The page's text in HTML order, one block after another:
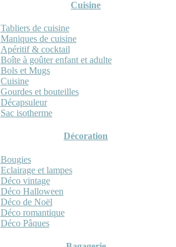
Cuisine
Tabliers de cuisine
Maniques de cuisine
Apéritif & cocktail
Boîte à goûter enfant et adulte
Bols et Mugs
Cuisine
Gourdes et bouteilles
Décapsuleur
Sac isotherme
Décoration
Bougies
Eclairage et lampes
Déco vintage
Déco Halloween
Déco de Noël
Déco romantique
Déco Pâques